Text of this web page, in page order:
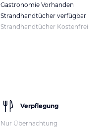
Gastronomie Vorhanden
Strandhandtücher verfügbar
Strandhandtücher Kostenfrei
Verpflegung
Nur Übernachtung